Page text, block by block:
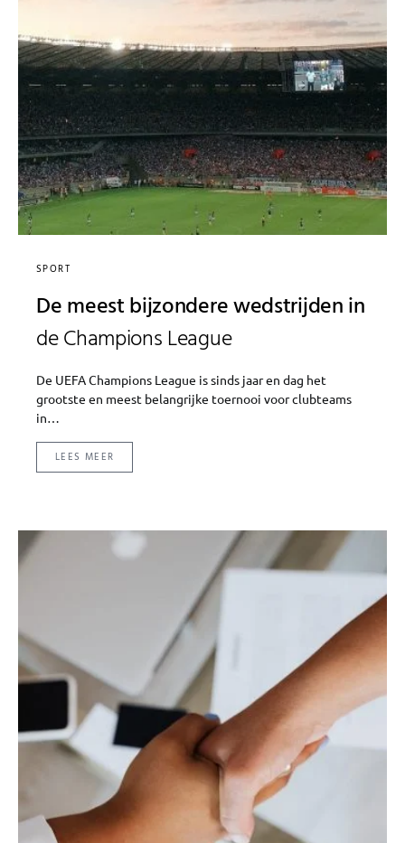
SPORT
De meest bijzondere wedstrijden in
de Champions League
De UEFA Champions League is sinds jaar en dag het
grootste en meest belangrijke toernooi voor clubteams
in…
LEES MEER